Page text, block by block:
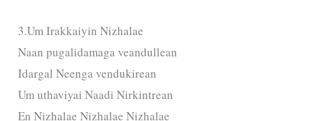
3.Um Irakkaiyin Nizhalae
Naan pugalidamaga veandullean
Idargal Neenga vendukirean
Um uthaviyai Naadi Nirkintrean
En Nizhalae Nizhalae Nizhalae